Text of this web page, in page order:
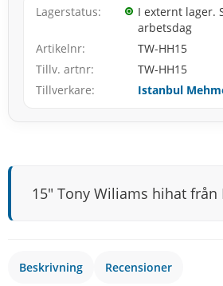
Lagerstatus
I externt lager.
arbetsdag
Artikelnr
TW-HH15
Tillv. artnr
TW-HH15
Tillverkare
Istanbul
15" Tony Wiliams hihat från
Beskrivning Recensioner